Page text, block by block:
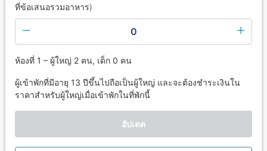
ที่ข้อเสนอรวมอาหาร)
0
ห้องที่ 1 – ผู้ใหญ่ 2 คน, เด็ก 0 คน
ผู้เข้าพักที่มีอายุ 13 ปีขึ้นไปถือเป็นผู้ใหญ่ และจะต้องชำระเงินใน
ราคาสำหรับผู้ใหญ่เมื่อเข้าพักในที่พักนี้
อัปเดต